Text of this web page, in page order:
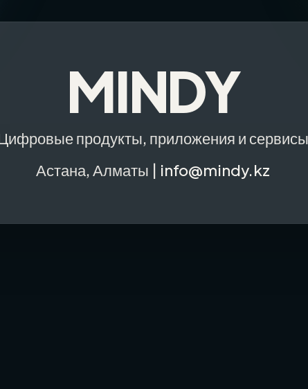
MINDY
продукты, приложения и сервисы
Астана, Алматы | info@mindy.kz